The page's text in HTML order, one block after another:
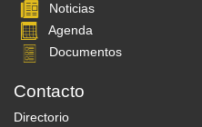
Noticias
Agenda
Documentos
Contacto
Directorio